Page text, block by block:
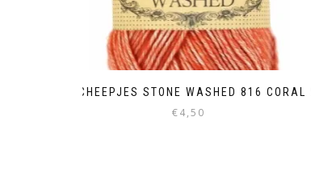
SCHEEPJES STONE WASHED 816 CORAL
€4,50